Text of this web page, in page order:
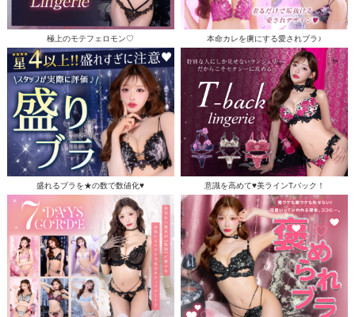
極上のモテフェロモン♡ 本命カレを虜にする愛されブラ♪
盛れるブラを★の数で数値化♥ 意識を高めて♥美ラインTバック！